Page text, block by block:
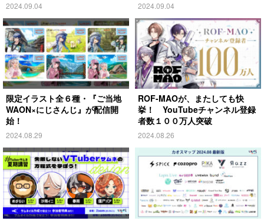
2024.09.04 2024.09.04
限定イラスト全６種・『ご当地
WAON×にじさんじ』が配信開
始！
2024.08.29
ROF-MAOが、またしても快
挙！ YouTubeチャンネル登録
者数１００万人突破
2024.08.26